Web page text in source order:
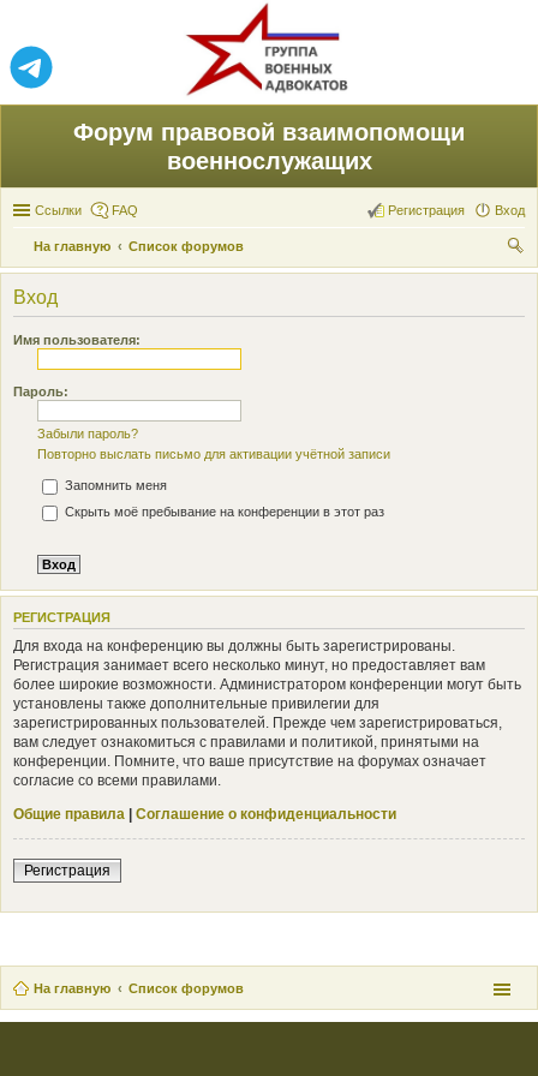
Форум правовой взаимопомощи
военнослужащих
Ссылки FAQ Вход
Регистрация
На главную
Список форумов
ои
Вход
Имя пользователя:
Пароль:
Забыли пароль?
Повторно выслать письмо для активации учётной записи
Запомнить меня
Скрыть моё пребывание на конференции в этот раз
РЕГИСТРАЦИЯ
Для входа на конференцию вы должны быть зарегистрированы.
Регистрация занимает всего несколько минут, но предоставляет вам
более широкие возможности. Администратором конференции могут быть
установлены также дополнительные привилегии для
зарегистрированных пользователей. Прежде чем зарегистрироваться,
вам следует ознакомиться с правилами и политикой, принятыми на
конференции. Помните, что ваше присутствие на форумах означает
согласие со всеми правилами.
Общие правила | Соглашение о конфиденциальности
Регистрация
На главную Список форумов